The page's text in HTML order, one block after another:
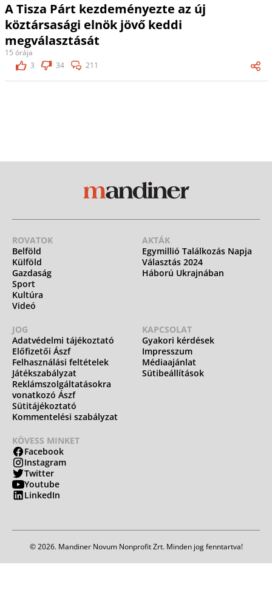
A Tisza Párt kezdeményezte az új
köztársasági elnök jövő keddi
megválasztását
15 órája
3
34 211
ROVATOK
Belföld
Külföld
Gazdaság
Sport
Kultúra
Videó
AKTÁK
Egymillió Találkozás Napja
Választás 2024
Háború Ukrajnában
JOG
Adatvédelmi tájékoztató
Előfizetői Ászf
Felhasználási feltételek
Játékszabályzat
Reklámszolgáltatásokra
vonatkozó Ászf
Sütitájékoztató
Kommentelési szabályzat
KAPCSOLAT
Gyakori kérdések
Impresszum
Médiaajánlat
Sütibeállítások
KÖVESS MINKET
Facebook
Instagram
Twitter
Youtube
LinkedIn
© 2026. Mandiner Novum Nonprofit Zrt. Minden jog fenntartva!